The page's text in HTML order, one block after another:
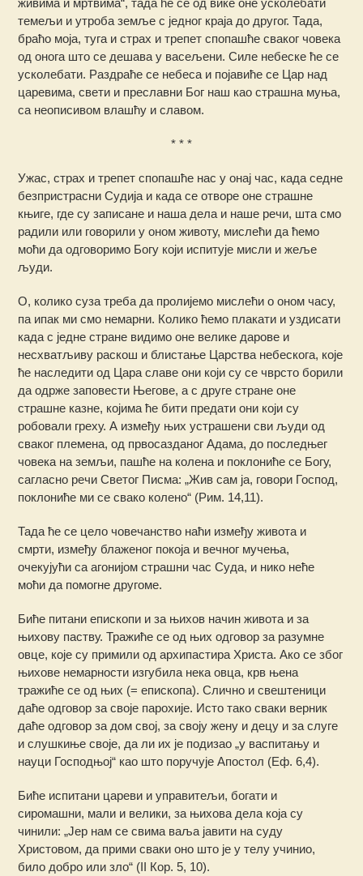
живима и мртвима“, тада ће се од вике оне усколебати
темељи и утроба земље с једног краја до другог. Тада,
браћо моја, туга и страх и трепет спопашће сваког човека
од онога што се дешава у васељени. Силе небеске ће се
усколебати. Раздраће се небеса и појавиће се Цар над
царевима, свети и преславни Бог наш као страшна муња,
са неописивом влашћу и славом.
* * *
Ужас, страх и трепет спопашће нас у онај час, када седне
безпристрасни Судија и када се отворе оне страшне
књиге, где су записане и наша дела и наше речи, шта смо
радили или говорили у оном животу, мислећи да ћемо
моћи да одговоримо Богу који испитује мисли и жеље
људи.
О, колико суза треба да пролијемо мислећи о оном часу,
па ипак ми смо немарни. Колико ћемо плакати и уздисати
када с једне стране видимо оне велике дарове и
несхватљиву раскош и блистање Царства небескога, које
ће наследити од Цара славе они који су се чврсто борили
да одрже заповести Његове, а с друге стране оне
страшне казне, којима ће бити предати они који су
робовали греху. А између њих устрашени сви људи од
сваког племена, од првосазданог Адама, до последњег
човека на земљи, пашће на колена и поклониће се Богу,
сагласно речи Светог Писма: „Жив сам ја, говори Господ,
поклониће ми се свако колено“ (Рим. 14,11).
Тада ће се цело човечанство наћи између живота и
смрти, између блаженог покоја и вечног мучења,
очекујући са агонијом страшни час Суда, и нико неће
моћи да помогне другоме.
Биће питани епископи и за њихов начин живота и за
њихову паству. Тражиће се од њих одговор за разумне
овце, које су примили од архипастира Христа. Ако се због
њихове немарности изгубила нека овца, крв њена
тражиће се од њих (= епископа). Слично и свештеници
даће одговор за своје парохије. Исто тако сваки верник
даће одговор за дом свој, за своју жену и децу и за слуге
и слушкиње своје, да ли их је подизао „у васпитању и
науци Господњој“ као што поручује Апостол (Еф. 6,4).
Биће испитани цареви и управитељи, богати и
сиромашни, мали и велики, за њихова дела која су
чинили: „Јер нам се свима ваља јавити на суду
Христовом, да прими сваки оно што је у телу учинио,
било добро или зло“ (II Кор. 5, 10).